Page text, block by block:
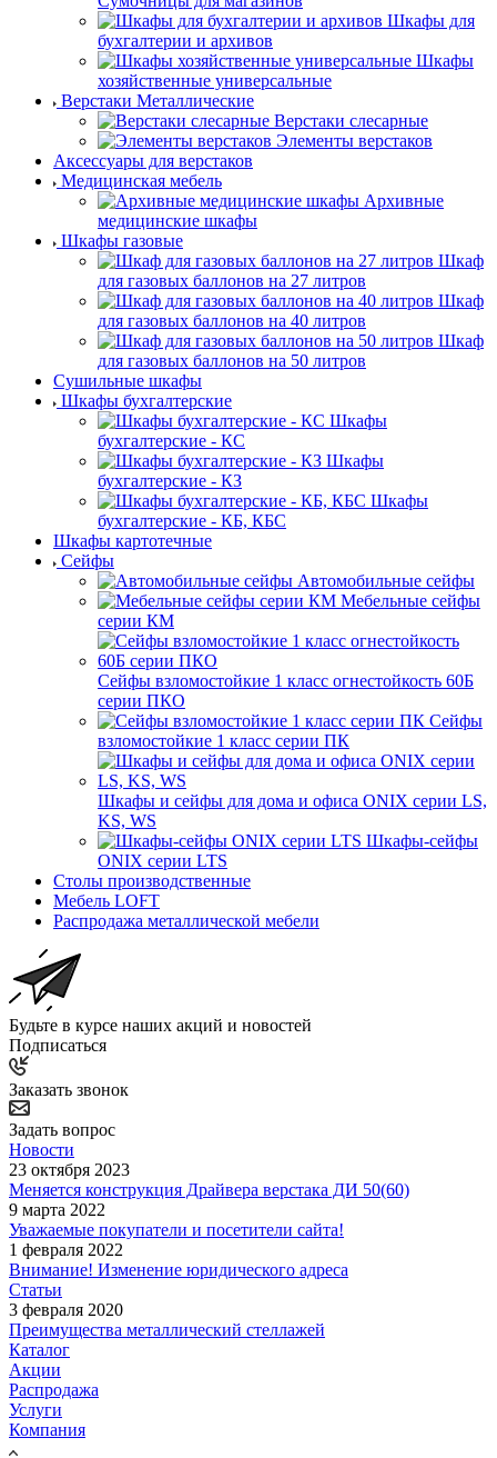
Шкафы для
бухгалтерии и архивов
Шкафы
хозяйственные универсальные
Верстаки Металлические
Верстаки слесарные
Элементы верстаков
Аксессуары для верстаков
Медицинская мебель
Архивные
медицинские шкафы
Шкафы газовые
Шкаф
для газовых баллонов на 27 литров
Шкаф
для газовых баллонов на 40 литров
Шкаф
для газовых баллонов на 50 литров
Сушильные шкафы
Шкафы бухгалтерские
Шкафы
бухгалтерские - КС
Шкафы
бухгалтерские - КЗ
Шкафы
бухгалтерские - КБ, КБС
Шкафы картотечные
Сейфы
Автомобильные сейфы
Мебельные сейфы
серии КМ
Сейфы взломостойкие 1 класс огнестойкость 60Б
серии ПКО
Сейфы
взломостойкие 1 класс серии ПК
Шкафы и сейфы для дома и офиса ONIX серии LS,
KS, WS
Шкафы-сейфы
ONIX серии LTS
Столы производственные
Мебель LOFT
Распродажа металлической мебели
Будьте в курсе наших акций и новостей
Подписаться
Заказать звонок
Задать вопрос
Новости
23 октября 2023
Меняется конструкция Драйвера верстака ДИ 50(60)
9 марта 2022
Уважаемые покупатели и посетители сайта!
1 февраля 2022
Внимание! Изменение юридического адреса
Статьи
3 февраля 2020
Преимущества металлический стеллажей
Каталог
Акции
Распродажа
Услуги
Компания